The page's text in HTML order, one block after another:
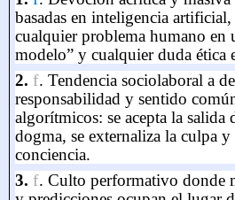
basadas en inteligencia
cualquier problema humano en
modelo” y cualquier duda ética
2. f.Tendencia sociolaboral a
responsabilidad y sentido
algorítmicos: se acepta la salida
dogma, se externaliza la culpa
conciencia.
3. f.Culto performativo donde